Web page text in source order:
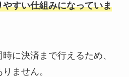
すい仕組みになっていま
に決済まで行えるため、
ません。